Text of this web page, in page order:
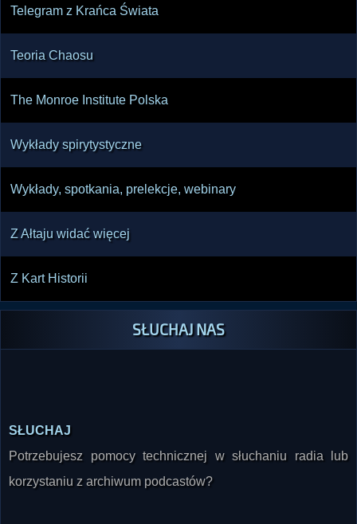
Całość odcinka spajała myśl o granicach
poznania: od poszukiwań życia na
egzoplanetach, przez interpretacje filmowej
przestrzeni i literackich wizji przyszłości, po
lokalne, niewyjaśnione zjawiska. Audycja
konsekwentnie zestawiała naukę, fantastykę i
refleksję nad tym, jak człowiek próbuje opisać to,
Telegram z Krańca Świata
Teoria Chaosu
The Monroe Institute Polska
Wykłady spirytystyczne
Wykłady, spotkania, prelekcje, webinary
Z Ałtaju widać więcej
Z Kart Historii
SŁUCHAJ NAS
SŁUCHAJ
Potrzebujesz pomocy technicznej w słuchaniu radia lub
korzystaniu z archiwum podcastów?